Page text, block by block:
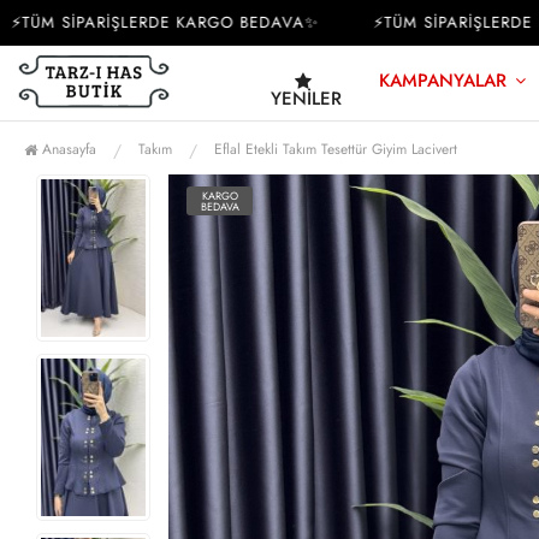
SİPARİŞLERDE KARGO BEDAVA✨ ⚡TÜM SİPARİŞLERDE
YENILER
KAMPANYALAR
Anasayfa Takım Eflal Etekli Takım Tesettür Giyim Lacivert
KARGO
BEDAVA